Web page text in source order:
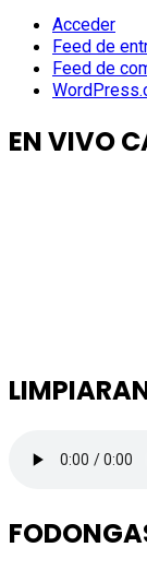
Acceder
Feed de
Feed de
EN VIVO